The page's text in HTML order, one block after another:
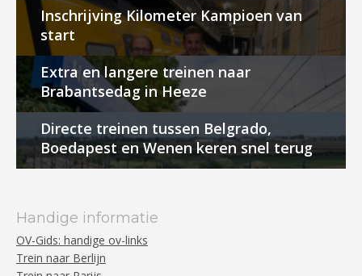
Inschrijving Kilometer Kampioen van
start
Extra en langere treinen naar
Brabantsedag in Heeze
Directe treinen tussen Belgrado,
Boedapest en Wenen keren snel terug
Handige informatie
OV-Gids: handige ov-links
Trein naar Berlijn